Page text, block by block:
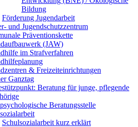
Bildung
Förderung Jugendarbeit
und Jugendschutzzentrum
Präventionskette
(JAW)
im Strafverfahren
& Freizeiteinrichtungen
Ganztag
Beratung für junge, pflegende
Beratungsstelle
Schulsozialarbeit kurz erklärt